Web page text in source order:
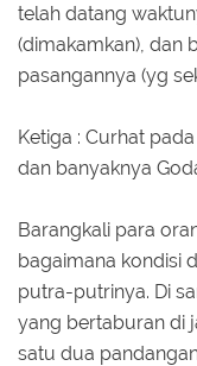
telah datang
(dimakamkan), dan
pasangannya (yg
Ketiga : Curhat
dan banyaknya
Barangkali para
bagaimana kondisi
putra-putrinya. Di
yang bertaburan di
satu dua